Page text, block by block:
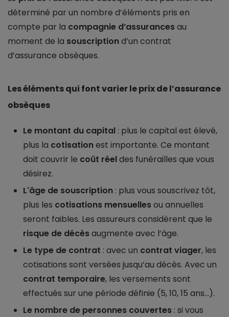
déterminé par un nombre d’éléments pris en
compte par la compagnie d’assurancesau
moment de la souscriptiond’un contrat
d’assurance obsèques.
Les éléments qui font varier le prix de l’assurance
obsèques
Le montant du capital : plus le capital est élevé,
plus la cotisationest importante. Ce montant
doit couvrir le coût réeldes funérailles que vous
désirez.
L'âge de souscription : plus vous souscrivez tôt,
plus les cotisations mensuellesou annuelles
seront faibles. Les assureurs considèrent que le
risque de décèsaugmente avec l’âge.
Le type de contrat : avec un contrat viager, les
cotisations sont versées jusqu’au décès. Avec un
contrat temporaire, les versements sont
effectués sur une période définie (5, 10, 15 ans...).
Le nombre de personnes couvertes : si vous